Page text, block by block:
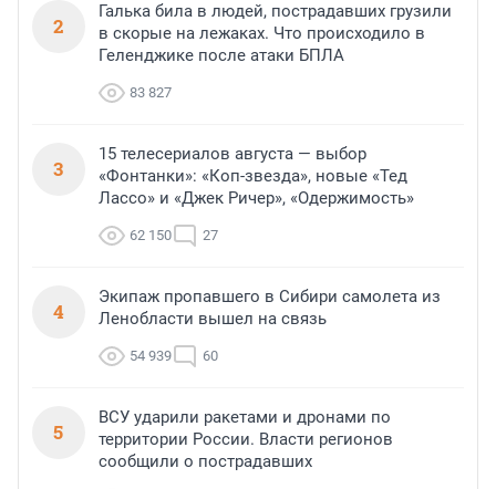
2
Галька била в людей, пострадавших грузили
в скорые на лежаках. Что происходило в
Геленджике после атаки БПЛА
83 827
3
15 телесериалов августа — выбор
«Фонтанки»: «Коп-звезда», новые «Тед
Лассо» и «Джек Ричер», «Одержимость»
62 150 27
4
Экипаж пропавшего в Сибири самолета из
Ленобласти вышел на связь
54 939 60
5
ВСУ ударили ракетами и дронами по
территории России. Власти регионов
сообщили о пострадавших